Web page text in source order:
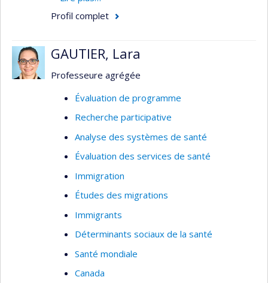
ses sous-domaines. L'objectif principale de mes
interventions ou travaux, notamment en
surveillance, en gestion des risques, en réduction
dépistage prénatal ou néo-natal.
Profil complet
GAUTIER, Lara
Professeure agrégée
Évaluation de programme
Recherche participative
Analyse des systèmes de santé
Évaluation des services de santé
Immigration
Études des migrations
Immigrants
Déterminants sociaux de la santé
Santé mondiale
Canada